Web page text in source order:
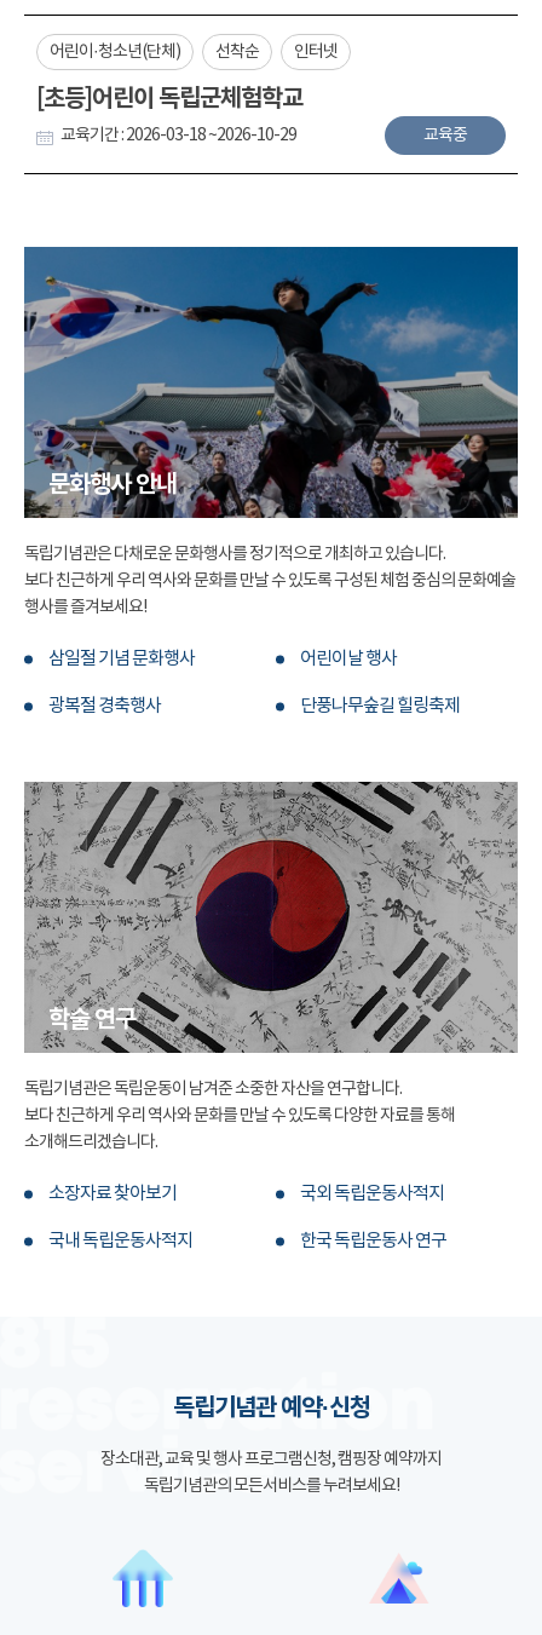
어린이·청소년(단체) 선착순 인터넷
[초등]어린이 독립군체험학교
교육기간 : 2026-03-18 ~2026-10-29 교육중
문화행사 안내
독립기념관은 다채로운 문화행사를 정기적으로 개최하고 있습니다.
보다 친근하게 우리 역사와 문화를 만날 수 있도록 구성된 체험 중심의 문화예술
행사를 즐겨보세요!
삼일절 기념 문화행사 어린이날 행사
광복절 경축행사 단풍나무숲길 힐링축제
학술 연구
독립기념관은 독립운동이 남겨준 소중한 자산을 연구합니다.
보다 친근하게 우리 역사와 문화를 만날 수 있도록 다양한 자료를 통해
소개해드리겠습니다.
소장자료 찾아보기 국외 독립운동사적지
국내 독립운동사적지 한국 독립운동사 연구
독립기념관 예약·신청
장소대관, 교육 및 행사 프로그램신청, 캠핑장 예약까지
독립기념관의 모든서비스를 누려보세요!